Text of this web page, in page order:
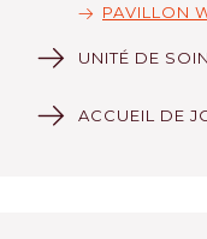
PAVILLON
UNITÉ DE
ACCUEIL DE